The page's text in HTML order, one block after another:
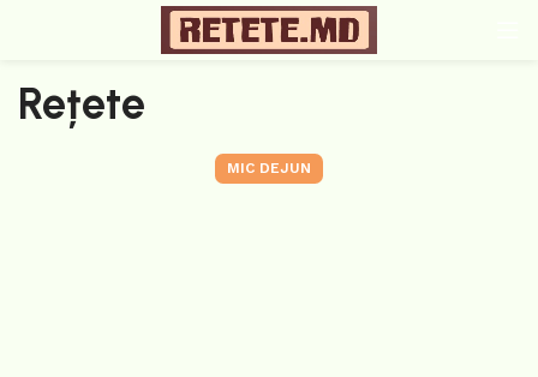
Rețete
MIC DEJUN